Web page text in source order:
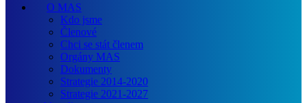
O MAS
Kdo jsme
Členové
Chci se stát členem
Orgány MAS
Dokumenty
Strategie 2014-2020
Strategie 2021-2027